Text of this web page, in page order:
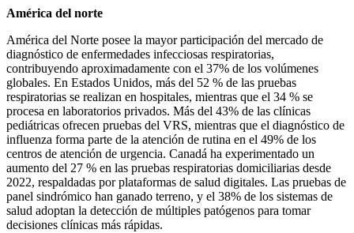
América del norte
América del Norte posee la mayor participación del mercado de
diagnóstico de enfermedades infecciosas respiratorias,
contribuyendo aproximadamente con el 37% de los volúmenes
globales. En Estados Unidos, más del 52 % de las pruebas
respiratorias se realizan en hospitales, mientras que el 34 % se
procesa en laboratorios privados. Más del 43% de las clínicas
pediátricas ofrecen pruebas del VRS, mientras que el diagnóstico de
influenza forma parte de la atención de rutina en el 49% de los
centros de atención de urgencia. Canadá ha experimentado un
aumento del 27 % en las pruebas respiratorias domiciliarias desde
2022, respaldadas por plataformas de salud digitales. Las pruebas de
panel sindrómico han ganado terreno, y el 38% de los sistemas de
salud adoptan la detección de múltiples patógenos para tomar
decisiones clínicas más rápidas.